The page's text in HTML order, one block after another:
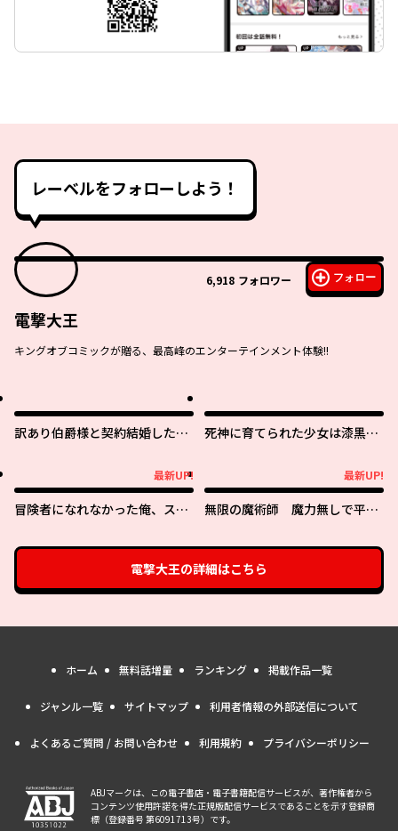
レーベルをフォローしよう！
6,918 フォロワー フォロー
電撃大王
キングオブコミックが贈る、最高峰のエンターテインメント体験!!
訳あり伯爵様と契約結婚した
死神に育てられた少女は漆黒の
最新UP!
冒険者になれなかった俺、スキ
の子を人助け!?
最新UP!
無限の魔術師 魔力無しで平民
の魔力持ち。
電撃大王の詳細はこちら
ホーム 無料話増量 ランキング 掲載作品一覧
ジャンル一覧 サイトマップ 利用者情報の外部送信について
よくあるご質問 / お問い合わせ 利用規約 プライバシーポリシー
ABJマークは、この電子書店・電子書籍配信サービスが、著作権者から
コンテンツ使用許諾を得た正規版配信サービスであることを示す登録商
標（登録番号 第6091713号）です。